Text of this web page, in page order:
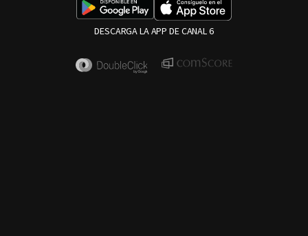
DESCARGA LA APP DE CANAL 6